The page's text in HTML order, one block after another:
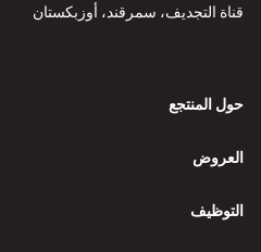
حول المنتجع
العروض
التوظيف
قناة التجديف، سمرقند، أوزبكستان